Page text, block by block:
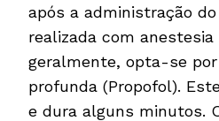
após a administração
realizada com
geralmente, opta-se
profunda (Propofol).
e dura alguns minutos.